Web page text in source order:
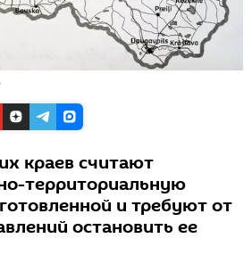
краев считают
территориальную
и требуют от
остановить ее